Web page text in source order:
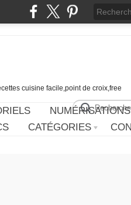
cuisine facile,point de croix,free
CATÉGORIES